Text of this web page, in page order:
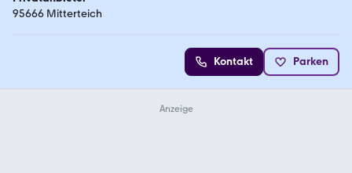
95666 Mitterteich
Kontakt Parken